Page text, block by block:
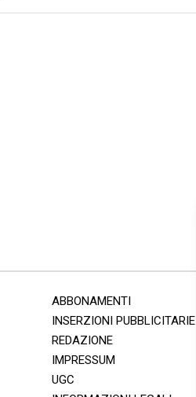
ABBONAMENTI
INSERZIONI PUBBLICITARIE
REDAZIONE
IMPRESSUM
UGC